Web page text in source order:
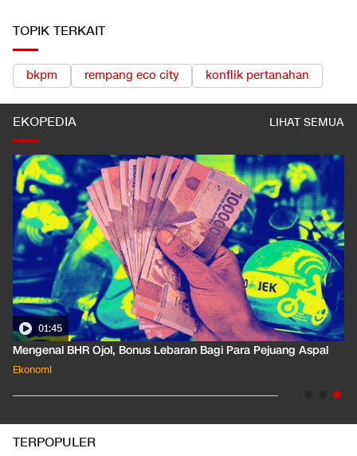
TOPIK TERKAIT
bkpm rempang eco city konflik pertanahan
EKOPEDIA LIHAT SEMUA
01:45
Mengenal BHR Ojol, Bonus Lebaran Bagi Para Pejuang Aspal
Ekonomi
TERPOPULER